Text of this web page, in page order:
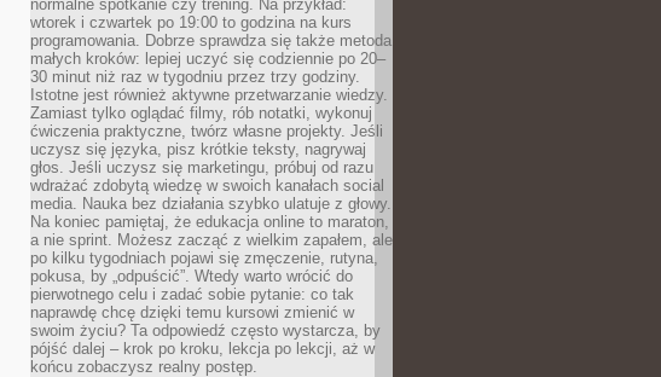
normalne spotkanie czy trening. Na przykład:
wtorek i czwartek po 19:00 to godzina na kurs
programowania. Dobrze sprawdza się także metoda
małych kroków: lepiej uczyć się codziennie po 20–
30 minut niż raz w tygodniu przez trzy godziny.
Istotne jest również aktywne przetwarzanie wiedzy.
Zamiast tylko oglądać filmy, rób notatki, wykonuj
ćwiczenia praktyczne, twórz własne projekty. Jeśli
uczysz się języka, pisz krótkie teksty, nagrywaj
głos. Jeśli uczysz się marketingu, próbuj od razu
wdrażać zdobytą wiedzę w swoich kanałach social
media. Nauka bez działania szybko ulatuje z głowy.
Na koniec pamiętaj, że edukacja online to maraton,
a nie sprint. Możesz zacząć z wielkim zapałem, ale
po kilku tygodniach pojawi się zmęczenie, rutyna,
pokusa, by „odpuścić”. Wtedy warto wrócić do
pierwotnego celu i zadać sobie pytanie: co tak
naprawdę chcę dzięki temu kursowi zmienić w
swoim życiu? Ta odpowiedź często wystarcza, by
pójść dalej – krok po kroku, lekcja po lekcji, aż w
końcu zobaczysz realny postęp.